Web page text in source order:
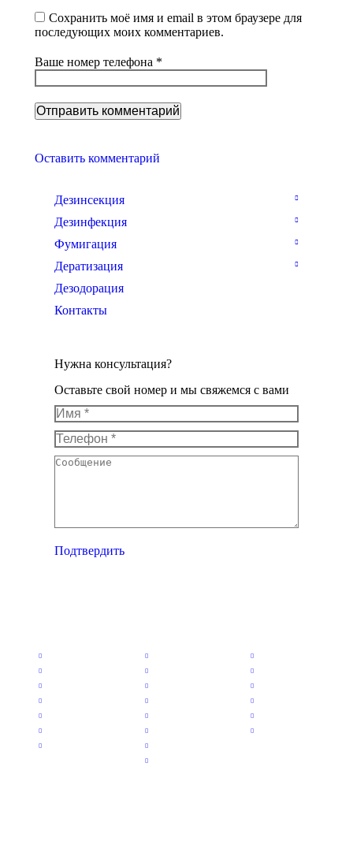
Сохранить моё имя и email в этом браузере для
последующих моих комментариев.
Ваше номер телефона *
Оставить комментарий
Дезинсекция
Дезинфекция
Фумигация
Дератизация
Дезодорация
Контакты
Нужна консультация?
Оставьте свой номер и мы свяжемся с вами
Имя *
Телефон *
Сообщение
Подтвердить